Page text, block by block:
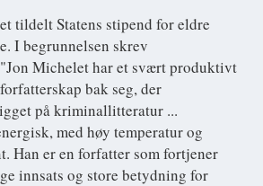
tildelt Statens stipend for eldre
I begrunnelsen skrev
Michelet har et svært produktivt
bak seg, der
på kriminallitteratur ...
med høy temperatur og
Han er en forfatter som fortjener
innsats og store betydning for